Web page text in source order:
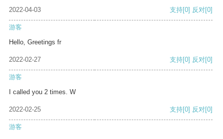
2022-04-03 支持[0] 反对[0]
游客
Hello, Greetings fr
2022-02-27 支持[0] 反对[0]
游客
I called you 2 times. W
2022-02-25 支持[0] 反对[0]
游客